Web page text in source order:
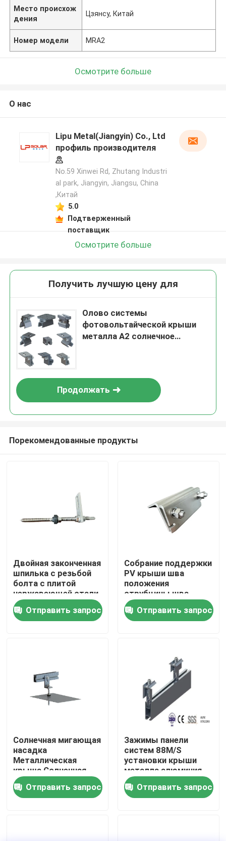
Продукты
Видео
О нас
Путешествие фабрики
Проверка качества
Свяжитесь мы
Место происхож
дения
Цзянсу, Китай
Номер модели MRA2
Осмотрите больше
О нас
Lipu Metal(Jiangyin) Co., Ltd
профиль производителя
No.59 Xinwei Rd, Zhutang Industri
al park, Jiangyin, Jiangsu, China
,Китай
5.0
Подтверженный
поставщик
Осмотрите больше
Получить лучшую цену для
Олово системы
фотовольтайческой крыши
металла A2 солнечное
Продолжать
Порекомендованные продукты
Двойная законченная
шпилька с резьбой
болта с плитой
нержавеющей стали
для крыши металла
с деревянным purlin
Отправить запрос
Собрание поддержки
PV крыши шва
положения
струбцины шва
крыши A2
фотовольтайческое
солнечное
Отправить запрос
Солнечная мигающая
насадка
Металлическая
крыша Солнечная
фотогальваническая
жестяная крыша
Отправить запрос
Зажимы панели
систем 88M/S
установки крыши
металла алюминия
олова солнечные
Отправить запрос